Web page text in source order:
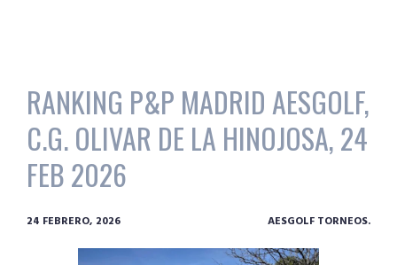
RANKING P&P MADRID AESGOLF,
C.G. OLIVAR DE LA HINOJOSA, 24
FEB 2026
24 FEBRERO, 2026 AESGOLF TORNEOS.